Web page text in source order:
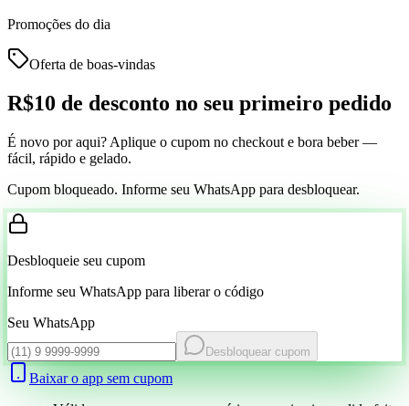
Promoções do dia
Oferta de boas-vindas
R$10 de desconto no seu primeiro pedido
É novo por aqui? Aplique o cupom no checkout e bora beber —
fácil, rápido e gelado.
Cupom bloqueado. Informe seu WhatsApp para desbloquear.
Desbloqueie seu cupom
Informe seu WhatsApp para liberar o código
Seu WhatsApp
Desbloquear cupom
Baixar o app sem cupom